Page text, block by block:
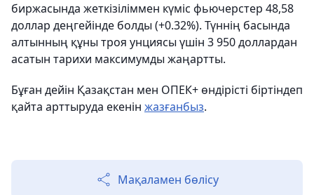
биржасында жеткізіліммен күміс фьючерстер 48,58
доллар деңгейінде болды (+0.32%). Түннің басында
алтынның құны троя унциясы үшін 3 950 доллардан
асатын тарихи максимумды жаңартты.
Бұған дейін Қазақстан мен ОПЕК+ өндірісті біртіндеп
қайта арттыруда екенін жазғанбыз.
Мақаламен бөлісу